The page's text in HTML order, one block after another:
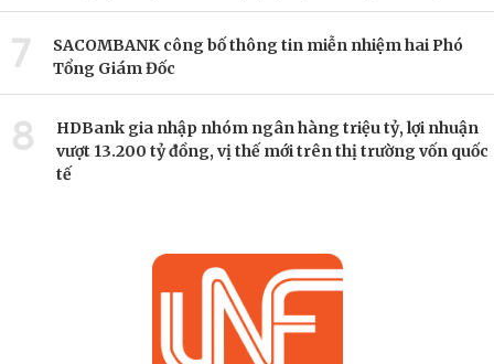
7
SACOMBANK công bố thông tin miễn nhiệm hai Phó
Tổng Giám Đốc
8
HDBank gia nhập nhóm ngân hàng triệu tỷ, lợi nhuận
vượt 13.200 tỷ đồng, vị thế mới trên thị trường vốn quốc
tế